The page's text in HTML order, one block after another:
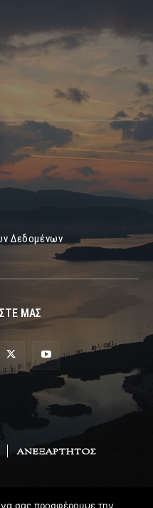
Δεδομένων
ΜΑΣ
να σας προσφέρουμε την